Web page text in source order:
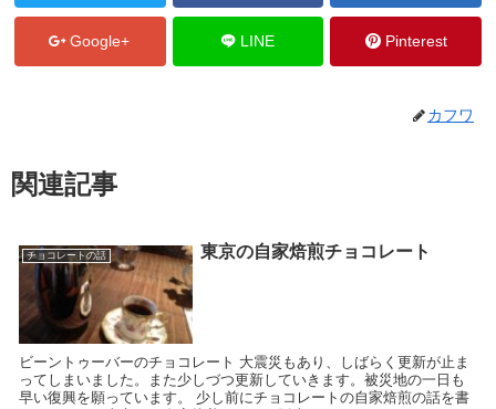
Google+ LINE Pinterest
カフワ
関連記事
チョコレートの話 東京の自家焙煎チョコレート
ビーントゥーバーのチョコレート 大震災もあり、しばらく更新が止ま
ってしまいました。また少しづつ更新していきます。被災地の一日も
早い復興を願っています。 少し前にチョコレートの自家焙煎の話を書